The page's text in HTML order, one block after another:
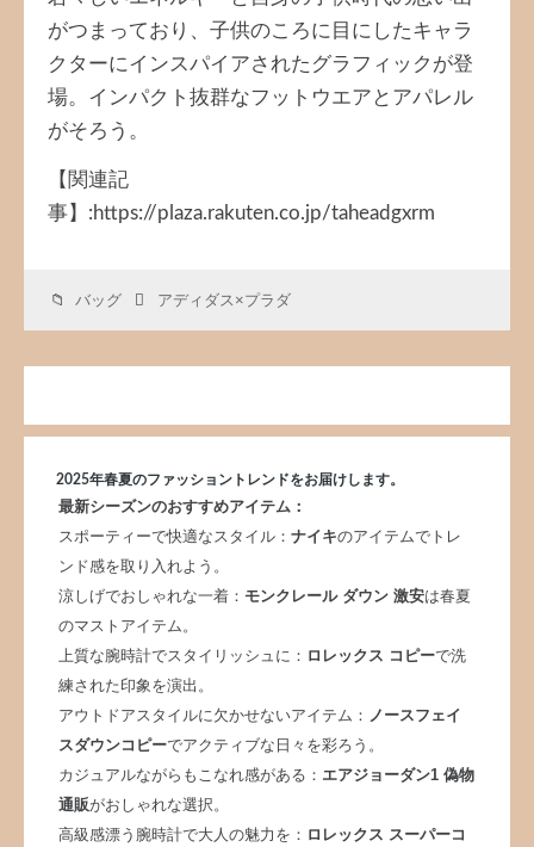
がつまっており、子供のころに目にしたキャラ
クターにインスパイアされたグラフィックが登
場。インパクト抜群なフットウエアとアパレル
がそろう。
【関連記
事】:https://plaza.rakuten.co.jp/taheadgxrm
バッグ アディダス×プラダ
2025年春夏のファッショントレンドをお届けします。
最新シーズンのおすすめアイテム：
スポーティーで快適なスタイル： ナイキのアイテムでトレ
ンド感を取り入れよう。
涼しげでおしゃれな一着： モンクレール ダウン 激安は春夏
のマストアイテム。
上質な腕時計でスタイリッシュに： ロレックス コピーで洗
練された印象を演出。
アウトドアスタイルに欠かせないアイテム： ノースフェイ
スダウンコピーでアクティブな日々を彩ろう。
カジュアルながらもこなれ感がある： エアジョーダン1 偽物
通販がおしゃれな選択。
高級感漂う腕時計で大人の魅力を： ロレックス スーパーコ